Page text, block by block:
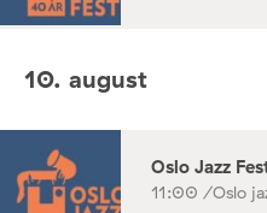
10. august
Oslo Jazz
11:00 /Oslo